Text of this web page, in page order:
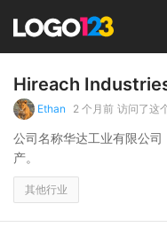
Hireach
Ethan 2 个月前 访问了这
公司名称华达工业有限公
产。
其他行业